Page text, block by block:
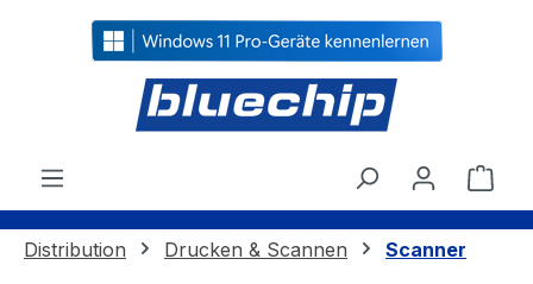
springen
Distribution Drucken & Scannen Scanner